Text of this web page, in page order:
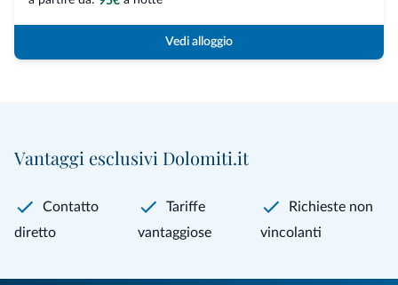
Vedi alloggio
Vantaggi esclusivi Dolomiti.it
Contatto
diretto
Tariffe
vantaggiose
Richieste non
vincolanti